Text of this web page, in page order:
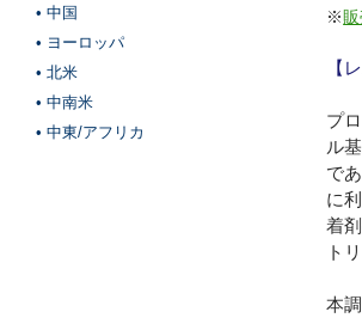
※
【
プ
ル
で
に
着
ト
本
• 中国
• ヨーロッパ
• 北米
• 中南米
• 中東/アフリカ